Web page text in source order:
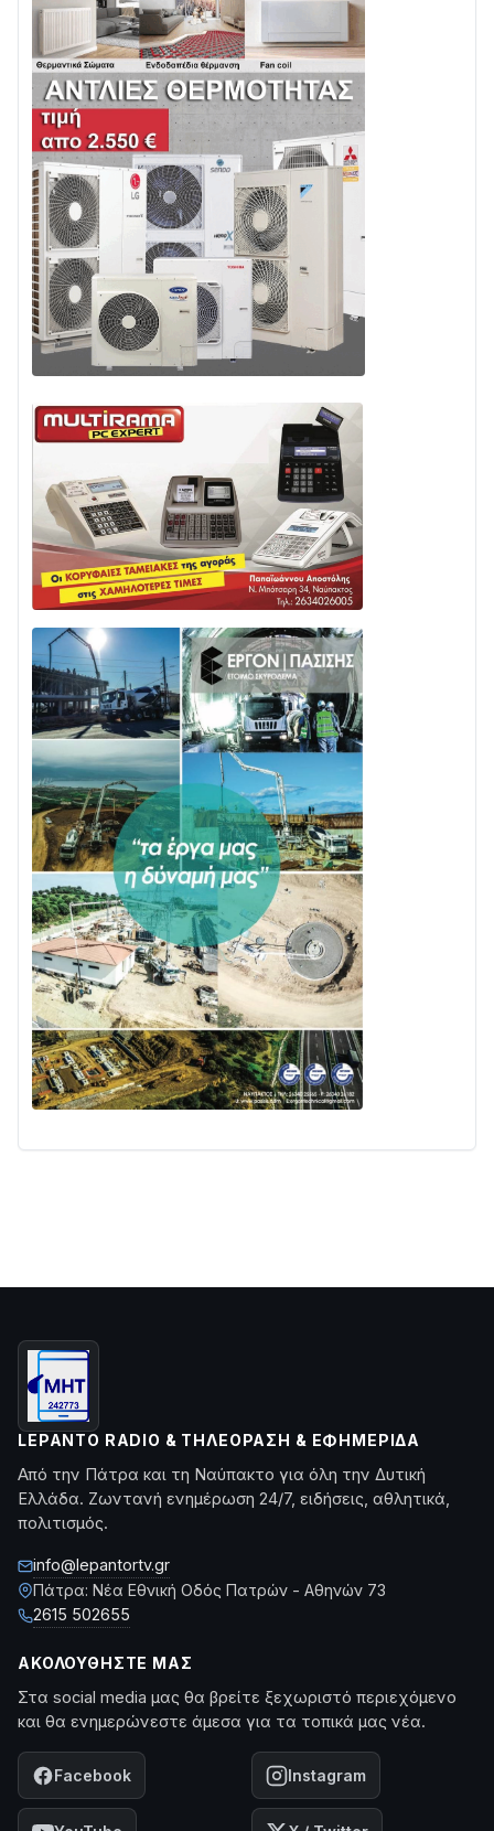
LEPANTO RADIO & ΤΗΛΕΌΡΑΣΗ & ΕΦΗΜΕΡΊΔΑ
Από την Πάτρα και τη Ναύπακτο για όλη την Δυτική
Ελλάδα. Ζωντανή ενημέρωση 24/7, ειδήσεις, αθλητικά,
πολιτισμός.
info@lepantortv.gr
Πάτρα: Νέα Εθνική Οδός Πατρών - Αθηνών 73
2615 502655
ΑΚΟΛΟΥΘΉΣΤΕ ΜΑΣ
Στα social media μας θα βρείτε ξεχωριστό περιεχόμενο
και θα ενημερώνεστε άμεσα για τα τοπικά μας νέα.
Facebook Instagram